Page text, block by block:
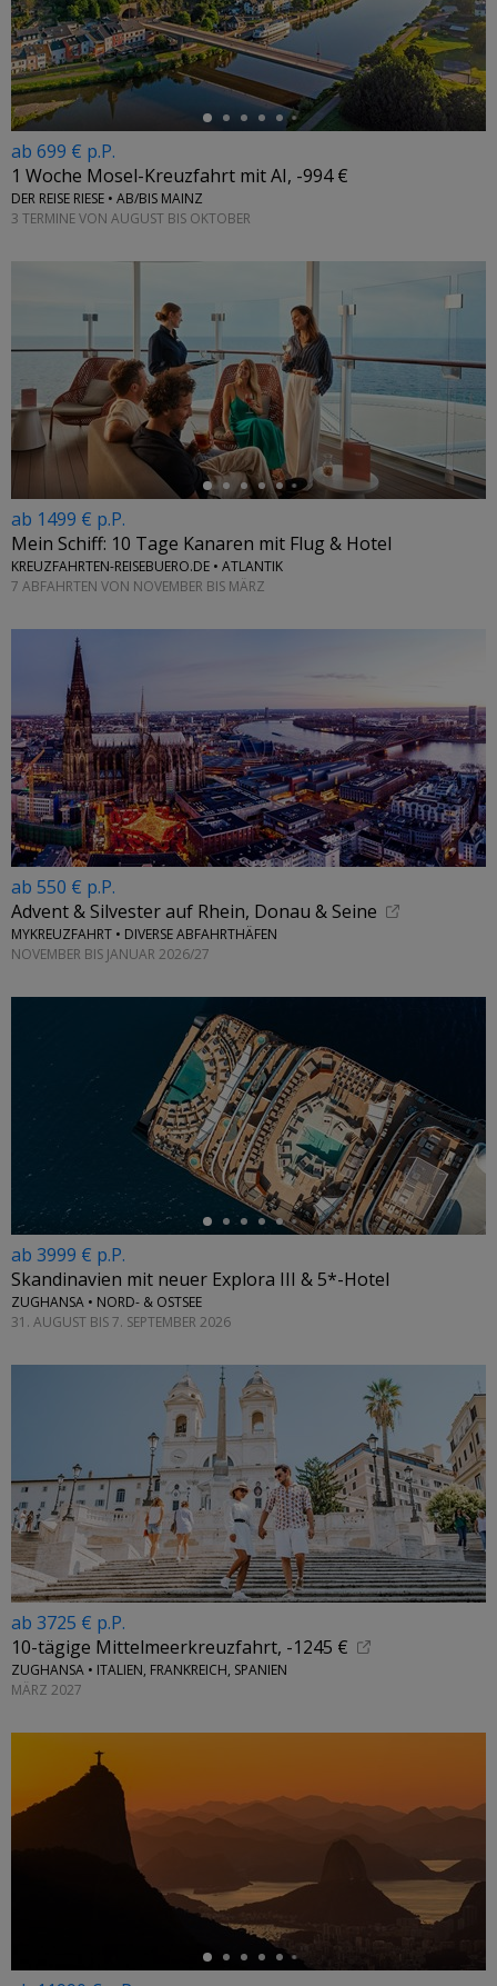
←
ab 699 € p.P.
1 Woche Mosel-Kreuzfahrt mit AI, -994 €
DER REISE RIESE • AB/BIS MAINZ
3 TERMINE VON AUGUST BIS OKTOBER
←
ab 1499 € p.P.
Mein Schiff: 10 Tage Kanaren mit Flug & Hotel
KREUZFAHRTEN-REISEBUERO.DE • ATLANTIK
7 ABFAHRTEN VON NOVEMBER BIS MÄRZ
ab 550 € p.P.
Advent & Silvester auf Rhein, Donau & Seine
MYKREUZFAHRT • DIVERSE ABFAHRTHÄFEN
NOVEMBER BIS JANUAR 2026/27
ab 3999 € p.P.
Skandinavien mit neuer Explora III & 5*-Hotel
ZUGHANSA • NORD- & OSTSEE
31. AUGUST BIS 7. SEPTEMBER 2026
ab 3725 € p.P.
10-tägige Mittelmeerkreuzfahrt, -1245 €
ZUGHANSA • ITALIEN, FRANKREICH, SPANIEN
MÄRZ 2027